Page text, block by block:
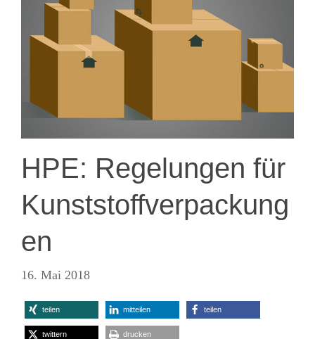
HPE: Regelungen für
Kunststoffverpackung
en
16. Mai 2018
teilen mitteilen teilen
twittern drucken